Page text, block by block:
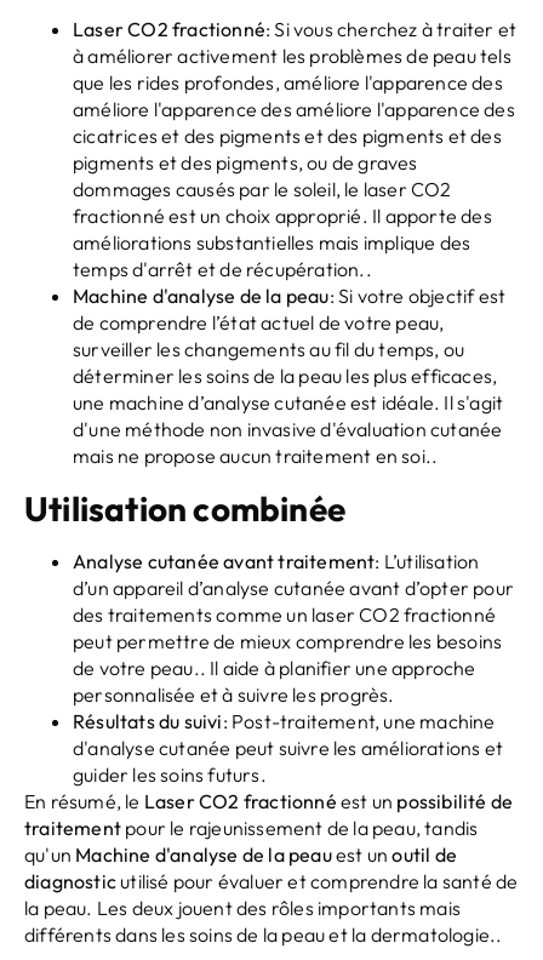
Laser CO2 fractionné: Si vous cherchez à traiter et
à améliorer activement les problèmes de peau tels
que les rides profondes, améliore l'apparence des
améliore l'apparence des améliore l'apparence des
cicatrices et des pigments et des pigments et des
pigments et des pigments, ou de graves
dommages causés par le soleil, le laser CO2
fractionné est un choix approprié. Il apporte des
améliorations substantielles mais implique des
temps d'arrêt et de récupération..
Machine d'analyse de la peau: Si votre objectif est
de comprendre l’état actuel de votre peau,
surveiller les changements au fil du temps, ou
déterminer les soins de la peau les plus efficaces,
une machine d’analyse cutanée est idéale. Il s'agit
d'une méthode non invasive d'évaluation cutanée
mais ne propose aucun traitement en soi..
Utilisation combinée
Analyse cutanée avant traitement: L’utilisation
d’un appareil d’analyse cutanée avant d’opter pour
des traitements comme un laser CO2 fractionné
peut permettre de mieux comprendre les besoins
de votre peau.. Il aide à planifier une approche
personnalisée et à suivre les progrès.
Résultats du suivi: Post-traitement, une machine
d'analyse cutanée peut suivre les améliorations et
guider les soins futurs.
En résumé, le Laser CO2 fractionné est un possibilité de
traitement pour le rajeunissement de la peau, tandis
qu'un Machine d'analyse de la peauest unoutil de
diagnostic utilisé pour évaluer et comprendre la santé de
la peau. Les deux jouent des rôles importants mais
différents dans les soins de la peau et la dermatologie..